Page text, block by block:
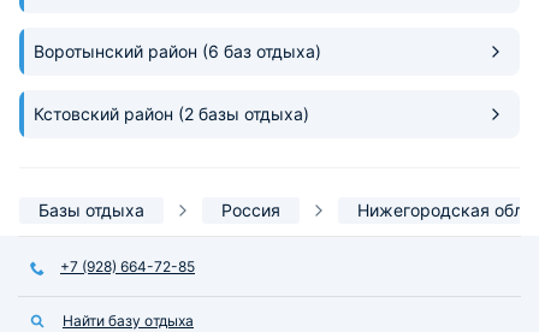
Воротынский район (6 баз отдыха)
Кстовский район (2 базы отдыха)
Базы отдыха Россия Нижегородская
+7 (928) 664-72-85
Найти базу отдыха